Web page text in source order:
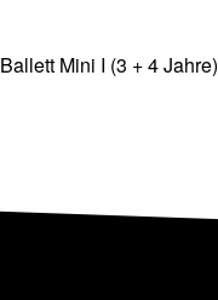
Ballett Mini I (3 + 4 Jahre)